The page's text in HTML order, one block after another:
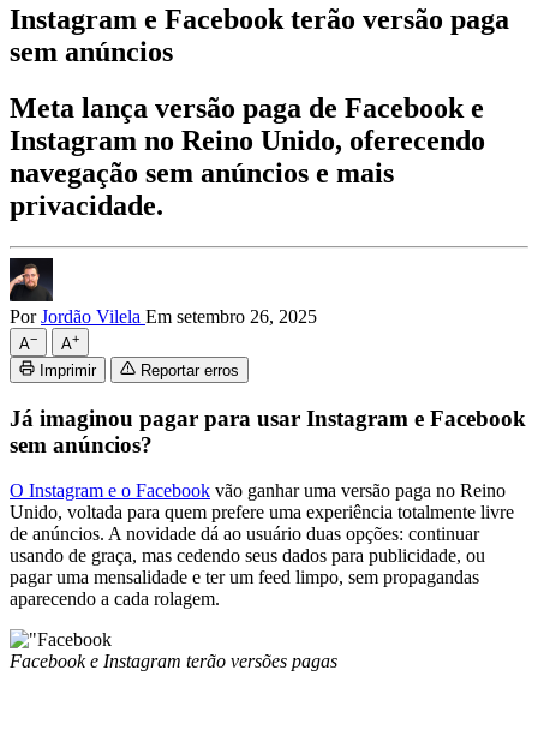
Instagram e Facebook terão versão paga
sem anúncios
Meta lança versão paga de Facebook e
Instagram no Reino Unido, oferecendo
navegação sem anúncios e mais
privacidade.
PorJordão Vilela Em setembro 26, 2025
A− A+
Imprimir Reportar erros
Já imaginou pagar para usar Instagram e Facebook
sem anúncios?
O Instagram e o Facebook vão ganhar uma versão paga no Reino
Unido, voltada para quem prefere uma experiência totalmente livre
de anúncios. A novidade dá ao usuário duas opções: continuar
usando de graça, mas cedendo seus dados para publicidade, ou
pagar uma mensalidade e ter um feed limpo, sem propagandas
aparecendo a cada rolagem.
Facebook e Instagram terão versões pagas